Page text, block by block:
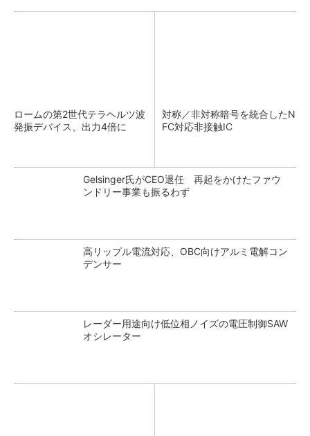
ロームの第2世代テラヘルツ波
発振デバイス、出力4倍に
対称／非対称暗号を統合したN
FC対応非接触IC
Gelsinger氏がCEO退任 再起をかけたファウ
ンドリー事業も振るわず
高リップル電流対応、OBC向けアルミ電解コン
デンサー
レーダー用途向け低位相ノイズの電圧制御SAW
オシレーター